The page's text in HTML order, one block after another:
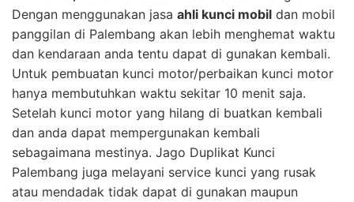
Dengan menggunakan jasa ahli kunci mobil dan mobil
panggilan di Palembang akan lebih menghemat waktu
dan kendaraan anda tentu dapat di gunakan kembali.
Untuk pembuatan kunci motor/perbaikan kunci motor
hanya membutuhkan waktu sekitar 10 menit saja.
Setelah kunci motor yang hilang di buatkan kembali
dan anda dapat mempergunakan kembali
sebagaimana mestinya. Jago Duplikat Kunci
Palembang juga melayani service kunci yang rusak
atau mendadak tidak dapat di gunakan maupun